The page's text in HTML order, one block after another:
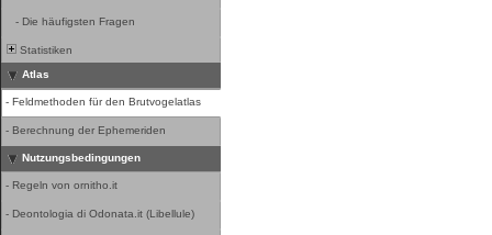
- Die häufigsten Fragen
Statistiken
Atlas
- Feldmethoden für den Brutvogelatlas
- Berechnung der Ephemeriden
Nutzungsbedingungen
- Regeln von ornitho.it
- Deontologia di Odonata.it (Libellule)